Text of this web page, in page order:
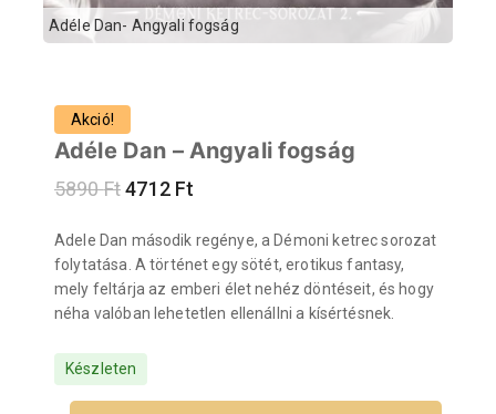
Adéle Dan- Angyali fogság
Akció!
Adéle Dan – Angyali fogság
5890Ft 4712 Ft
Adele Dan második regénye, a Démoni ketrec sorozat
folytatása. A történet egy sötét, erotikus fantasy,
mely feltárja az emberi élet nehéz döntéseit, és hogy
néha valóban lehetetlen ellenállni a kísértésnek.
Készleten